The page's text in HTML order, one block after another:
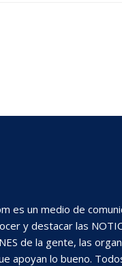
es un medio de
y destacar las
de la gente, las
apoyan lo bueno.